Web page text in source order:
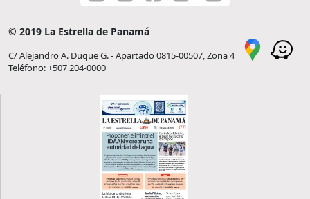
© 2019 La Estrella de Panamá
C/ Alejandro A. Duque G. - Apartado 0815-00507, Zona 4
Teléfono: +507 204-0000